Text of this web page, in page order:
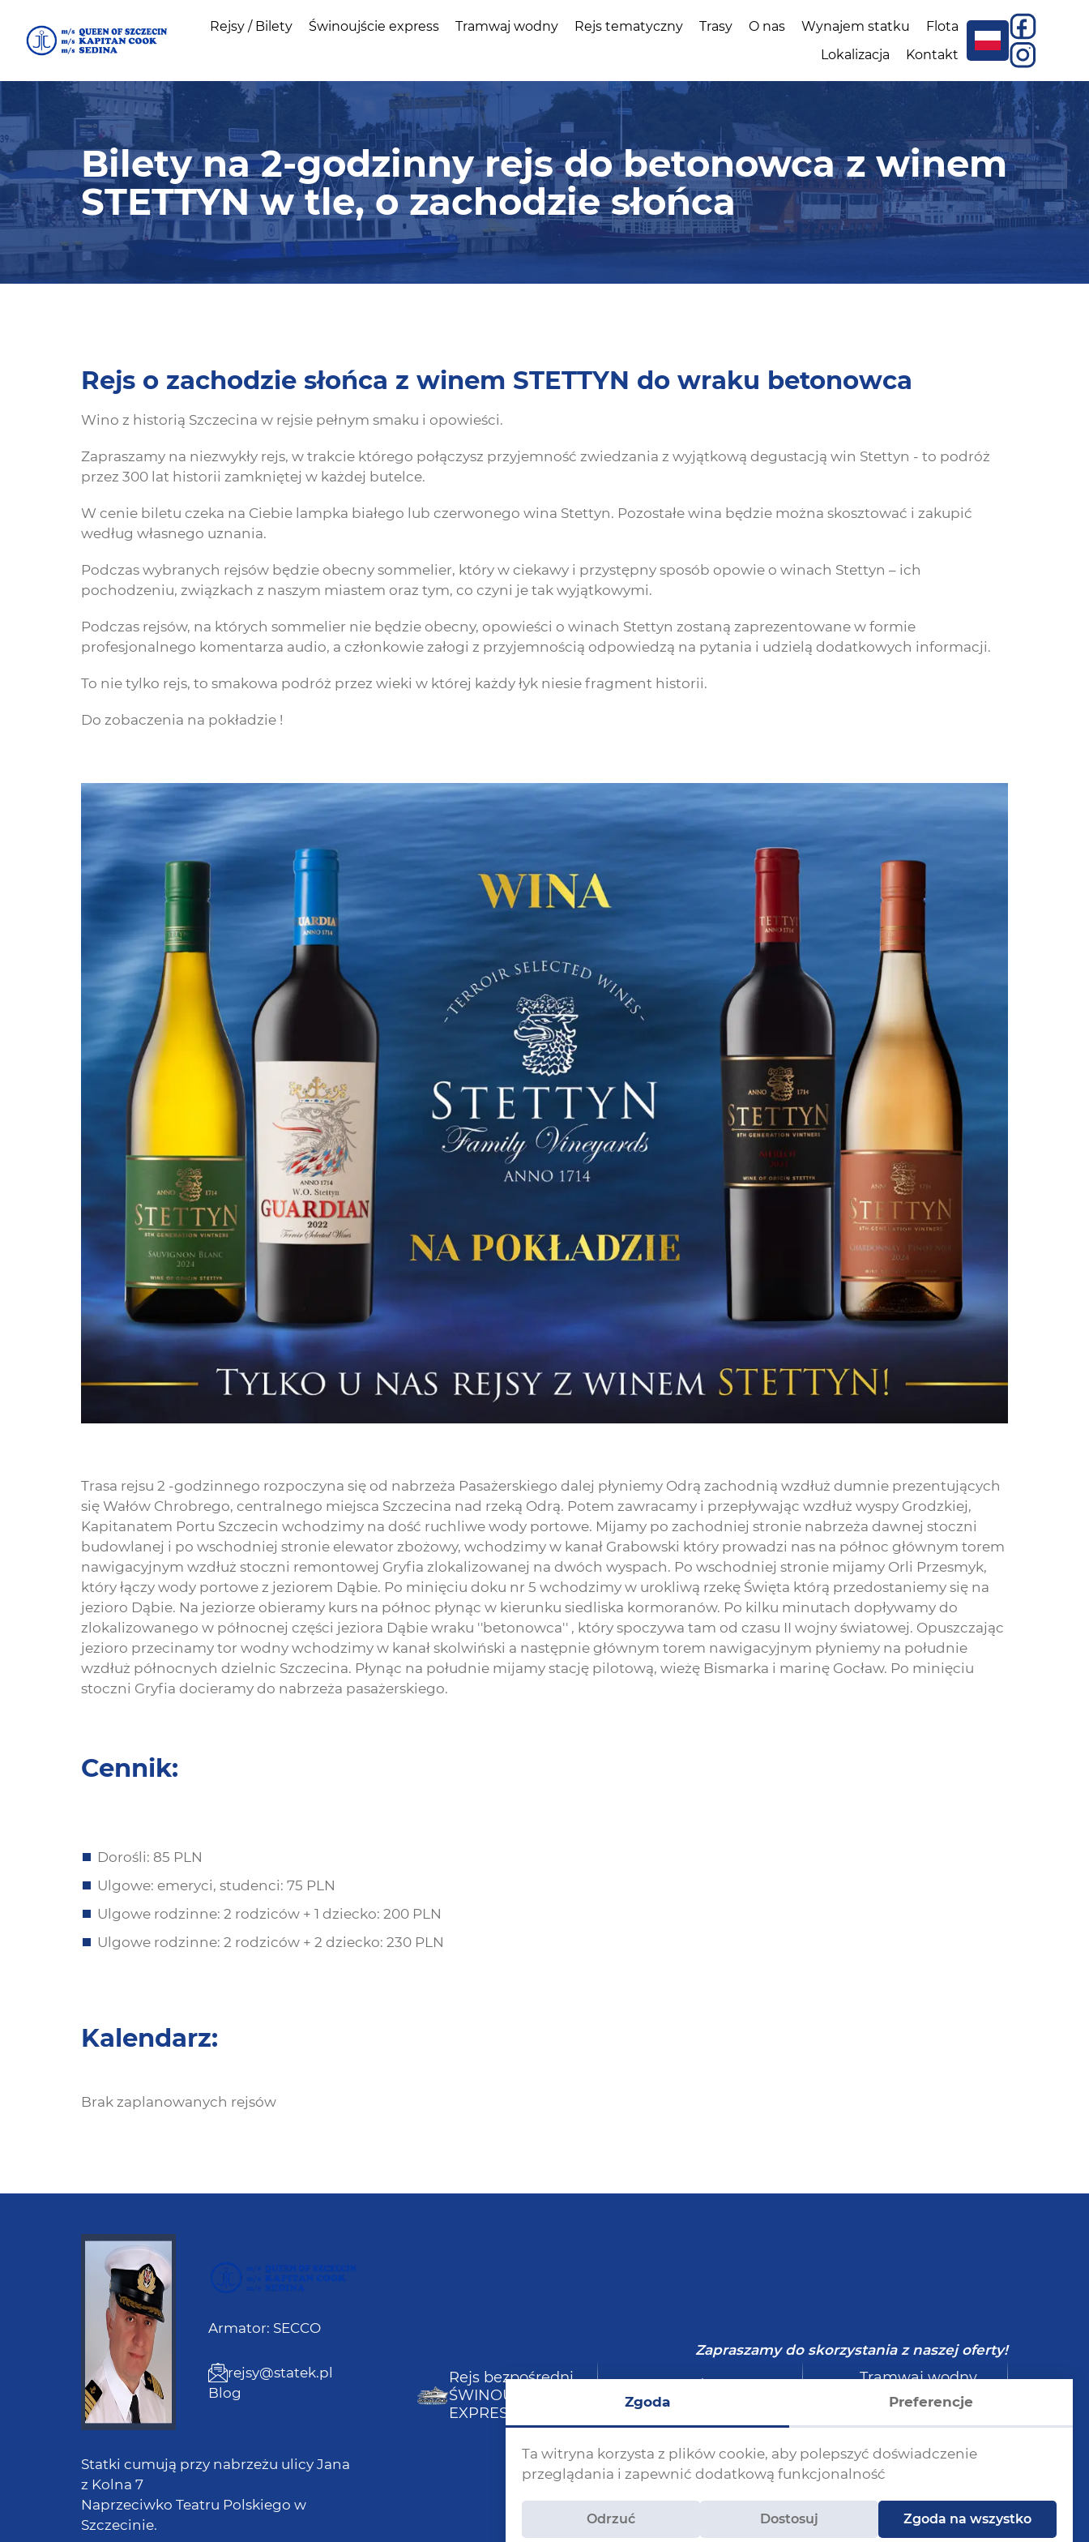
Rejsy / Bilety Świnoujście express Tramwaj wodny Rejs tematyczny Trasy O nas Wynajem statku
Flota
Lokalizacja
Kontakt
Bilety na 2-godzinny rejs do betonowca z winem
STETTYN w tle, o zachodzie słońca
Rejs o zachodzie słońca z winem STETTYN do wraku betonowca
Wino z historią Szczecina w rejsie pełnym smaku i opowieści.
Zapraszamy na niezwykły rejs, w trakcie którego połączysz przyjemność zwiedzania z wyjątkową degustacją win Stettyn - to podróż
przez 300 lat historii zamkniętej w każdej butelce.
W cenie biletu czeka na Ciebie lampka białego lub czerwonego wina Stettyn. Pozostałe wina będzie można skosztować i zakupić
według własnego uznania.
Podczas wybranych rejsów będzie obecny sommelier, który w ciekawy i przystępny sposób opowie o winach Stettyn – ich
pochodzeniu, związkach z naszym miastem oraz tym, co czyni je tak wyjątkowymi.
Podczas rejsów, na których sommelier nie będzie obecny, opowieści o winach Stettyn zostaną zaprezentowane w formie
profesjonalnego komentarza audio, a członkowie załogi z przyjemnością odpowiedzą na pytania i udzielą dodatkowych informacji.
To nie tylko rejs, to smakowa podróż przez wieki w której każdy łyk niesie fragment historii.
Do zobaczenia na pokładzie !
Trasa rejsu 2 -godzinnego rozpoczyna się od nabrzeża Pasażerskiego dalej płyniemy Odrą zachodnią wzdłuż dumnie prezentujących
się Wałów Chrobrego, centralnego miejsca Szczecina nad rzeką Odrą. Potem zawracamy i przepływając wzdłuż wyspy Grodzkiej,
Kapitanatem Portu Szczecin wchodzimy na dość ruchliwe wody portowe. Mijamy po zachodniej stronie nabrzeża dawnej stoczni
budowlanej i po wschodniej stronie elewator zbożowy, wchodzimy w kanał Grabowski który prowadzi nas na północ głównym torem
nawigacyjnym wzdłuż stoczni remontowej Gryfia zlokalizowanej na dwóch wyspach. Po wschodniej stronie mijamy Orli Przesmyk,
który łączy wody portowe z jeziorem Dąbie. Po minięciu doku nr 5 wchodzimy w urokliwą rzekę Święta którą przedostaniemy się na
jezioro Dąbie. Na jeziorze obieramy kurs na północ płynąc w kierunku siedliska kormoranów. Po kilku minutach dopływamy do
zlokalizowanego w północnej części jeziora Dąbie wraku ''betonowca'' , który spoczywa tam od czasu II wojny światowej. Opuszczając
jezioro przecinamy tor wodny wchodzimy w kanał skolwiński a następnie głównym torem nawigacyjnym płyniemy na południe
wzdłuż północnych dzielnic Szczecina. Płynąc na południe mijamy stację pilotową, wieżę Bismarka i marinę Gocław. Po minięciu
stoczni Gryfia docieramy do nabrzeża pasażerskiego.
Cennik:
Dorośli: 85 PLN
Ulgowe: emeryci, studenci: 75 PLN
Ulgowe rodzinne: 2 rodziców + 1 dziecko: 200 PLN
Ulgowe rodzinne: 2 rodziców + 2 dziecko: 230 PLN
Kalendarz:
Brak zaplanowanych rejsów
Armator: SECCO
rejsy@statek.pl
Blog
Statki cumują przy nabrzeżu ulicy Jana
z Kolna 7
Naprzeciwko Teatru Polskiego w
Szczecinie.
Zapraszamy do skorzystania z naszej oferty!
Rejs bezpośredni
ŚWINOUJŚCIE
EXPRESS
za Szczecina
Tramwaj wodny
Szczecin -
Zgoda Preferencje
Ta witryna korzysta z plików cookie, aby polepszyć doświadczenie
przeglądania i zapewnić dodatkową funkcjonalność
Odrzuć Dostosuj Zgoda na wszystko